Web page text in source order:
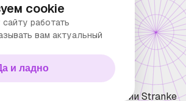
Технологии Stranke
cookie
работать
вам актуальный
и ладно